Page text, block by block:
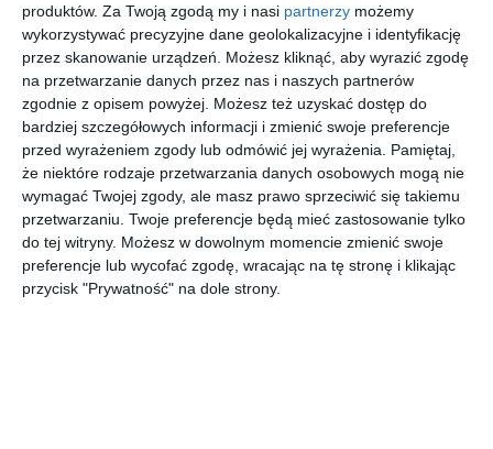
produktów. Za Twoją zgodą my i nasi partnerzy możemy
wykorzystywać precyzyjne dane geolokalizacyjne i identyfikację
przez skanowanie urządzeń. Możesz kliknąć, aby wyrazić zgodę
na przetwarzanie danych przez nas i naszych partnerów
zgodnie z opisem powyżej. Możesz też uzyskać dostęp do
bardziej szczegółowych informacji i zmienić swoje preferencje
przed wyrażeniem zgody lub odmówić jej wyrażenia.
Pamiętaj,
że niektóre rodzaje przetwarzania danych osobowych mogą nie
wymagać Twojej zgody, ale masz prawo sprzeciwić się takiemu
przetwarzaniu. Twoje preferencje będą mieć zastosowanie tylko
do tej witryny. Możesz w dowolnym momencie zmienić swoje
preferencje lub wycofać zgodę, wracając na tę stronę i klikając
przycisk "Prywatność" na dole strony.
INSPIRACJA
Przestrzenna garderoba
w stylu Art Deco
Aranżacja przestrzennej garderoby w stylu Art Deco.
AUTOR:MANUKA PRACOWNIA PROJEKTOWA KATARZYNA PYKA
DODAJ DO ULUBIONYCH